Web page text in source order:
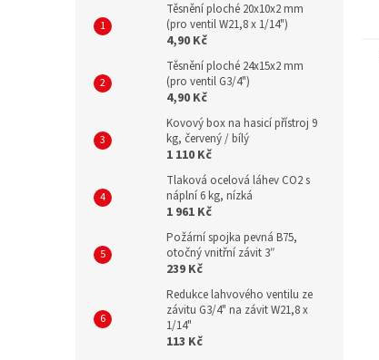
Těsnění ploché 20x10x2 mm
(pro ventil W21,8 x 1/14")
4,90 Kč
Těsnění ploché 24x15x2 mm
(pro ventil G3/4")
4,90 Kč
Kovový box na hasicí přístroj 9
kg, červený / bílý
1 110 Kč
Tlaková ocelová láhev CO2 s
náplní 6 kg, nízká
1 961 Kč
Požární spojka pevná B75,
otočný vnitřní závit 3″
239 Kč
Redukce lahvového ventilu ze
závitu G3/4" na závit W21,8 x
1/14"
113 Kč